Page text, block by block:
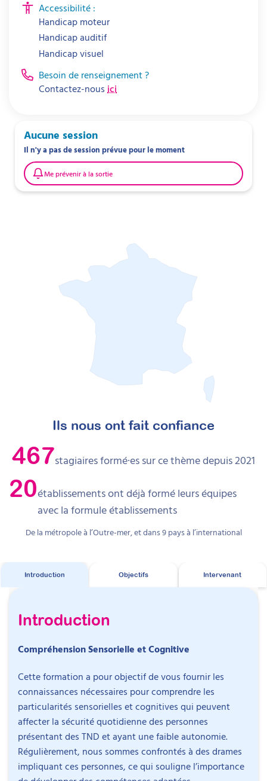
Accessibilité :
Handicap moteur
Handicap auditif
Handicap visuel
Besoin de renseignement ?
Contactez-nous ici
Aucune session
Il n'y a pas de session prévue pour le moment
Me prévenir à la sortie
Ils nous ont fait confiance
467stagiaires formé·es sur ce thème depuis 2021
20établissements ont déjà formé leurs équipes
avec la formule établissements
De la métropole à l’Outre-mer, et dans 9 pays à l’international
Introduction Objectifs Intervenant
Introduction
Compréhension Sensorielle et Cognitive
Cette formation a pour objectif de vous fournir les
connaissances nécessaires pour comprendre les
particularités sensorielles et cognitives qui peuvent
affecter la sécurité quotidienne des personnes
présentant des TND et ayant une faible autonomie.
Régulièrement, nous sommes confrontés à des drames
impliquant ces personnes, ce qui souligne l’importance